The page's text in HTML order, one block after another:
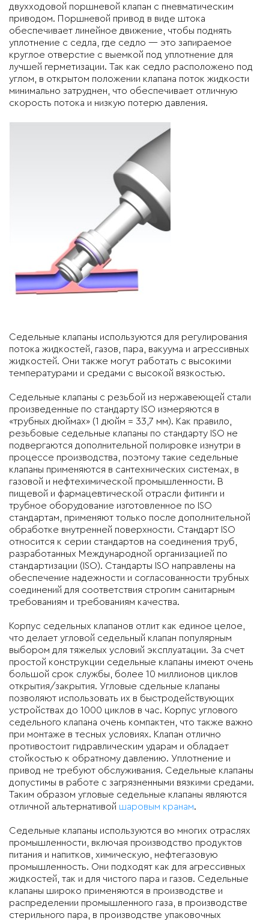
двухходовой поршневой клапан с пневматическим
приводом. Поршневой привод в виде штока
обеспечивает линейное движение, чтобы поднять
уплотнение с седла, где седло — это запираемое
круглое отверстие с выемкой под уплотнение для
лучшей герметизации. Так как седло расположено под
углом, в открытом положении клапана поток жидкости
минимально затруднен, что обеспечивает отличную
скорость потока и низкую потерю давления.
Седельные клапаны используются для регулирования
потока жидкостей, газов, пара, вакуума и агрессивных
жидкостей. Они также могут работать с высокими
температурами и средами с высокой вязкостью.
Седельные клапаны с резьбой из нержавеющей стали
произведенные по стандарту ISO измеряются в
«трубных дюймах» (1 дюйм = 33,7 мм). Как правило,
резьбовые седельные клапаны по стандарту ISO не
подвергаются дополнительной полировке изнутри в
процессе производства, поэтому такие седельные
клапаны применяются в сантехнических системах, в
газовой и нефтехимической промышленности. В
пищевой и фармацевтической отрасли фитинги и
трубное оборудование изготовленное по ISO
стандартам, применяют только после дополнительной
обработке внутренней поверхности. Стандарт ISO
относится к серии стандартов на соединения труб,
разработанных Международной организацией по
стандартизации (ISO). Стандарты ISO направлены на
обеспечение надежности и согласованности трубных
соединений для соответствия строгим санитарным
требованиям и требованиям качества.
Корпус седельных клапанов отлит как единое целое,
что делает угловой седельный клапан популярным
выбором для тяжелых условий эксплуатации. За счет
простой конструкции седельные клапаны имеют очень
большой срок службы, более 10 миллионов циклов
открытия/закрытия. Угловые сдельные клапаны
позволяют использовать их в быстродействующих
устройствах до 1000 циклов в час. Корпус углового
седельного клапана очень компактен, что также важно
при монтаже в тесных условиях. Клапан отлично
противостоит гидравлическим ударам и обладает
стойкостью к обратному давлению. Уплотнение и
привод не требуют обслуживания. Седельные клапаны
допустимы в работе с загрязненными вязкими средами.
Таким образом угловые седельные клапаны являются
отличной альтернативой шаровым кранам.
Седельные клапаны используются во многих отраслях
промышленности, включая производство продуктов
питания и напитков, химическую, нефтегазовую
промышленность. Они подходят как для агрессивных
жидкостей, так и для чистого пара и газов. Седельные
клапаны широко применяются в производстве и
распределении промышленного газа, в производстве
стерильного пара, в производстве упаковочных